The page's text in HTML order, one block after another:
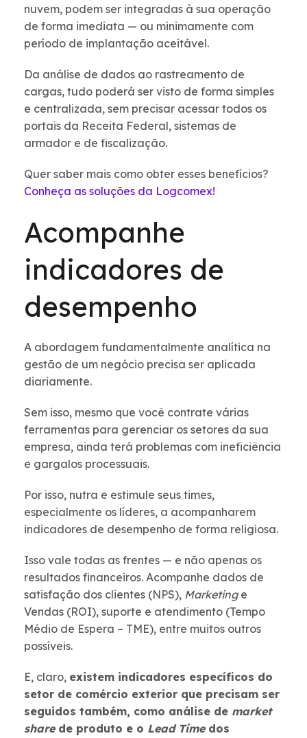
nuvem, podem ser integradas à sua operação
de forma imediata — ou minimamente com
período de implantação aceitável.
Da análise de dados ao rastreamento de
cargas, tudo poderá ser visto de forma simples
e centralizada, sem precisar acessar todos os
portais da Receita Federal, sistemas de
armador e de fiscalização.
Quer saber mais como obter esses benefícios?
Conheça as soluções da Logcomex!
Acompanhe
indicadores de
desempenho
A abordagem fundamentalmente analítica na
gestão de um negócio precisa ser aplicada
diariamente.
Sem isso, mesmo que você contrate várias
ferramentas para gerenciar os setores da sua
empresa, ainda terá problemas com ineficiência
e gargalos processuais.
Por isso, nutra e estimule seus times,
especialmente os líderes, a acompanharem
indicadores de desempenho de forma religiosa.
Isso vale todas as frentes — e não apenas os
resultados financeiros. Acompanhe dados de
satisfação dos clientes (NPS), Marketing e
Vendas (ROI), suporte e atendimento (Tempo
Médio de Espera – TME), entre muitos outros
possíveis.
E, claro, existem indicadores específicos do
setor de comércio exterior que precisam ser
seguidos também, como análise de market
sharede produto e o Lead Timedos